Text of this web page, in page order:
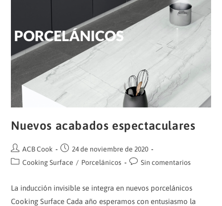
Nuevos acabados espectaculares
Autor
de
ACB Cook
Publicación
de
24 de noviembre de 2020
Categoría
entrada:
Cooking Surface / Porcelánicos
Comentarios
entrada:
Sin comentarios
La inducción invisible se integra en nuevos porcelánicos
Cooking Surface Cada año esperamos con entusiasmo la